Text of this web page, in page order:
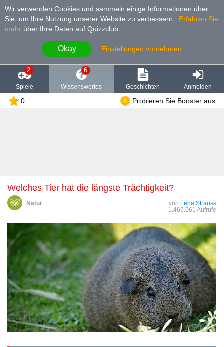
Wir verwenden Cookies und sammeln einige Informationen über
Sie, um Ihre Nutzung unserer Website zu verbessern.
Erfahren Sie
mehr über Ihre Daten auf Quizzclub.
Okay Einstellungen vornehmen
2
Spiele
6
Wissenswertes Geschichten Anmelden
0 Probieren Sie Booster aus
Welches Tier hat die längste Trächtigkeit?
Natur von Lena Strauss
1.469.661 Aufrufe